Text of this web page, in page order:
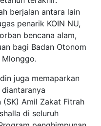
berjalan antara lain
penarik KOIN NU,
bencana alam,
bagi Badan Otonom
juga memaparkan
(SK) Amil Zakat Fitrah
di seluruh